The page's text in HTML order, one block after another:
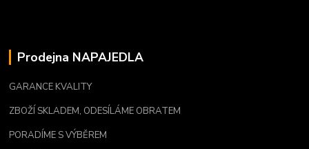
Prodejna NAPAJEDLA
GARANCE KVALITY
ZBOŽÍ SKLADEM, ODESÍLÁME OBRATEM
PORADÍME S VÝBĚREM